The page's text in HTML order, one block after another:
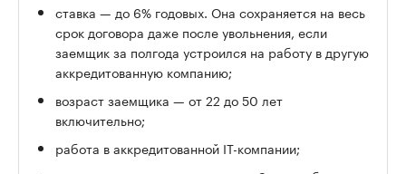
ставка — до 6% годовых. Она сохраняется на весь
срок договора даже после увольнения, если
заемщик за полгода устроился на работу в другую
аккредитованную компанию;
возраст заемщика — от 22 до 50 лет
включительно;
работа в аккредитованной IT-компании;